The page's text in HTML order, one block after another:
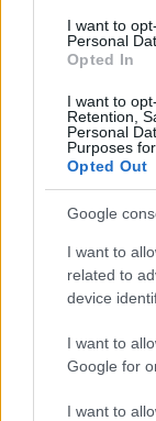
I want to
Personal
Opted In
I want to
Retention,
Personal
Purposes
Opted Out
Google
I want to
related to
device
I want to
Google for
I want to
KIOSK
29.03.18. 14:08
Metropola
nikad ne
Saznaj više